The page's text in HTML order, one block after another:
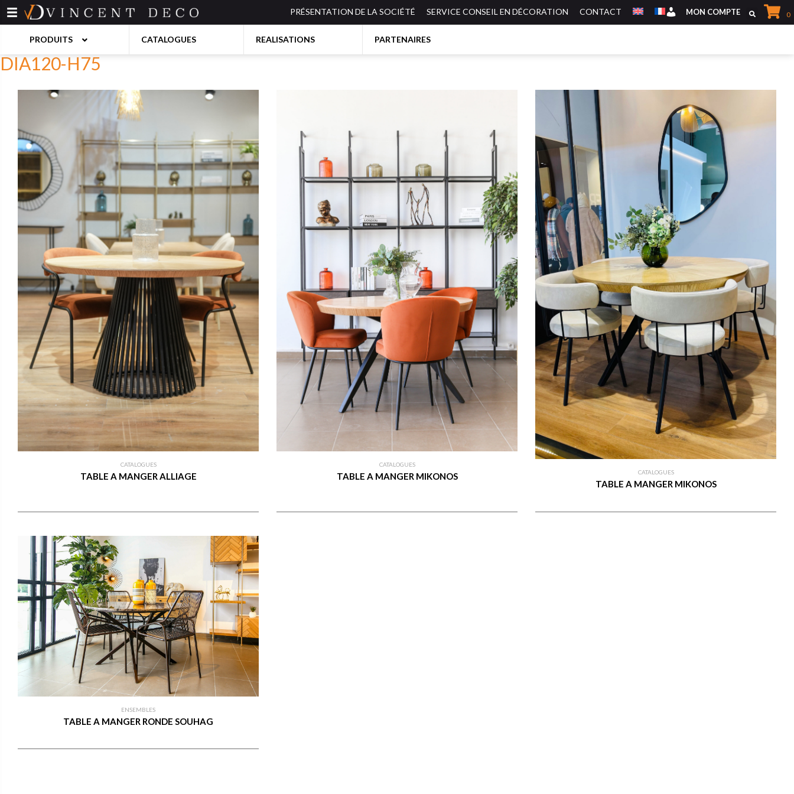
Aller
au
PRÉSENTATION DE LA SOCIÉTÉ SERVICE CONSEIL EN DÉCORATION CONTACT Mon Compte
MON COMPTE 0
PRODUITS
BAHUTS
BARS
MEUBLES DE RANGEMENTS
CATALOGUES REALISATIONS PARTENAIRES
DIA120-H75
CATALOGUES
TABLE A MANGER ALLIAGE
CATALOGUES
TABLE A MANGER MIKONOS CATALOGUES
TABLE A MANGER MIKONOS
ENSEMBLES
TABLE A MANGER RONDE SOUHAG